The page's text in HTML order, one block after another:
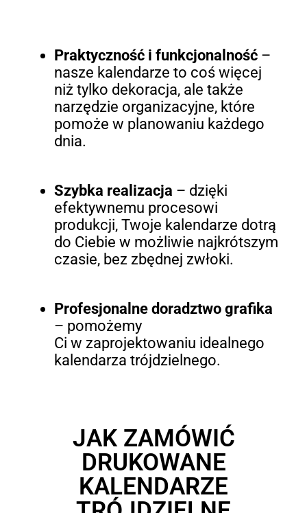
Praktyczność i funkcjonalność–
nasze kalendarze to coś więcej
niż tylko dekoracja, ale także
narzędzie organizacyjne, które
pomoże w planowaniu każdego
dnia.
Szybka realizacja – dzięki
efektywnemu procesowi
produkcji, Twoje kalendarze dotrą
do Ciebie w możliwie najkrótszym
czasie, bez zbędnej zwłoki.
Profesjonalne doradztwo grafika
– pomożemy
Ci w zaprojektowaniu idealnego
kalendarza trójdzielnego.
JAK ZAMÓWIĆ
DRUKOWANE
KALENDARZE